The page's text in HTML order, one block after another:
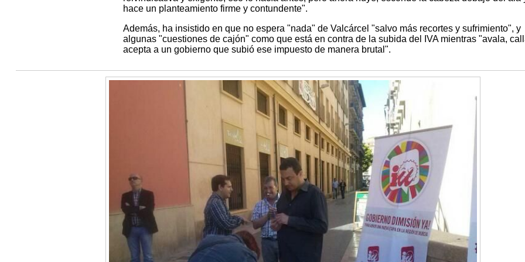
hace un planteamiento firme y contundente".
Además, ha insistido en que no espera "nada" de Valcárcel "salvo más recortes y sufrimiento", y
algunas "cuestiones de cajón" como que está en contra de la subida del IVA mientras "avala,
acepta a un gobierno que subió ese impuesto de manera brutal".